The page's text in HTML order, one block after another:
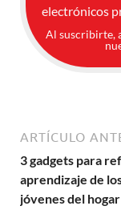
electrónicos
Al suscribirte,
ARTÍCULO
3 gadgets para
aprendizaje de
jóvenes del hogar